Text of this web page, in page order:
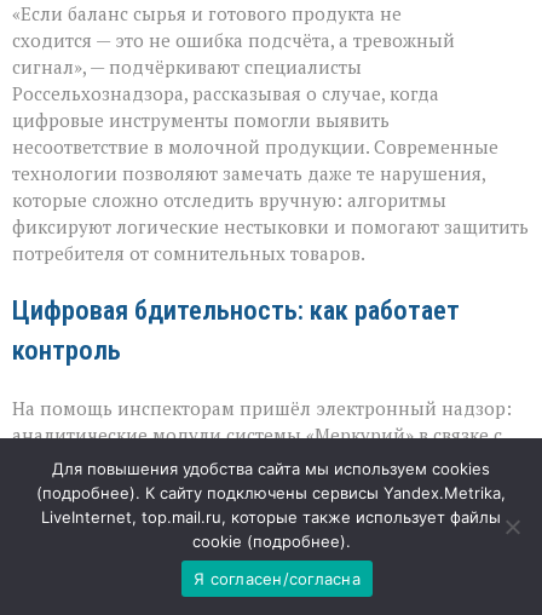
математика
не
система
ловит
нарушения
в
молоке»
«Если баланс сырья и готового продукта не
сходится — это не ошибка подсчёта, а тревожный
сигнал», — подчёркивают специалисты
Россельхознадзора, рассказывая о случае, когда
цифровые инструменты помогли выявить
несоответствие в молочной продукции. Современные
технологии позволяют замечать даже те нарушения,
которые сложно отследить вручную: алгоритмы
фиксируют логические нестыковки и помогают защитить
потребителя от сомнительных товаров.
Цифровая бдительность: как работает
контроль
На помощь инспекторам пришёл электронный надзор:
аналитические модули системы «Меркурий» в связке с
искусственным интеллектом обрабатывают данные о
движении сырья и готовой продукции. В этот раз
система обратила внимание на производственный
сертификат, где что‑то не складывалось: объём и
жирность исходного сырья не соответствовали
характеристикам конечного продукта. Такой
Для повышения удобства сайта мы используем cookies
(подробнее). К сайту подключены сервисы Yandex.Metrika,
LiveInternet, top.mail.ru, которые также использует файлы
cookie (подробнее).
Я согласен/согласна